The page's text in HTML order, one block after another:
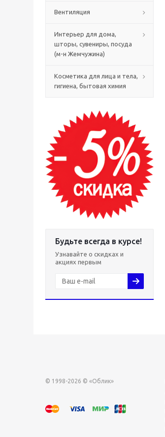
Вентиляция
Интерьер для дома,
шторы, сувениры, посуда
(м-н Жемчужина)
Косметика для лица и тела,
гигиена, бытовая химия
Будьте всегда в курсе!
Узнавайте о скидках и
акциях первым
© 1998-2026 © «Облик»